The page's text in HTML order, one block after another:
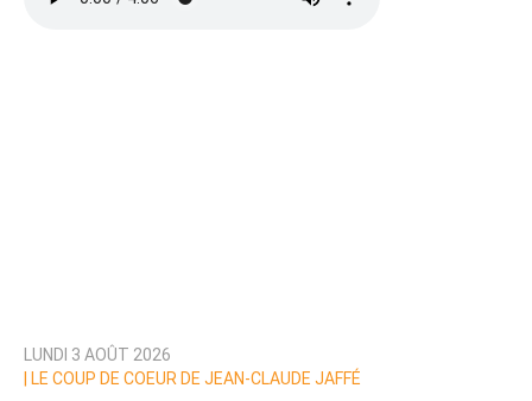
LUNDI 3 AOÛT 2026
LE COUP DE COEUR DE JEAN-CLAUDE JAFFÉ